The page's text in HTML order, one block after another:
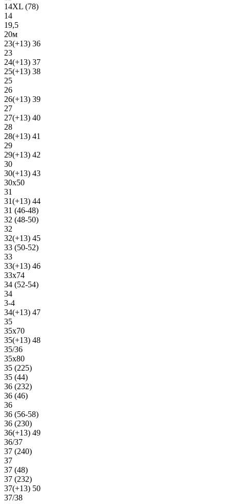
14XL (78)
14
19,5
20м
23(+13) 36
23
24(+13) 37
25(+13) 38
25
26
26(+13) 39
27
27(+13) 40
28
28(+13) 41
29
29(+13) 42
30
30(+13) 43
30х50
31
31(+13) 44
31 (46-48)
32 (48-50)
32
32(+13) 45
33 (50-52)
33
33(+13) 46
33х74
34 (52-54)
34
3-4
34(+13) 47
35
35х70
35(+13) 48
35/36
35х80
35 (225)
35 (44)
36 (232)
36 (46)
36
36 (56-58)
36 (230)
36(+13) 49
36/37
37 (240)
37
37 (48)
37 (232)
37(+13) 50
37/38